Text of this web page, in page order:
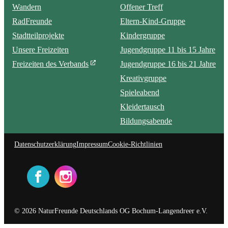
Wandern
RadFreunde
Stadtteilprojekte
Unsere Freizeiten
Freizeiten des Verbands
Offener Treff
Eltern-Kind-Gruppe
Kindergruppe
Jugendgruppe 11 bis 15 Jahre
Jugendgruppe 16 bis 21 Jahre
Kreativgruppe
Spieleabend
Kleidertausch
Bildungsabende
DatenschutzerklärungImpressumCookie-Richtlinien
© 2026 NaturFreunde Deutschlands OG Bochum-Langendreer e.V.